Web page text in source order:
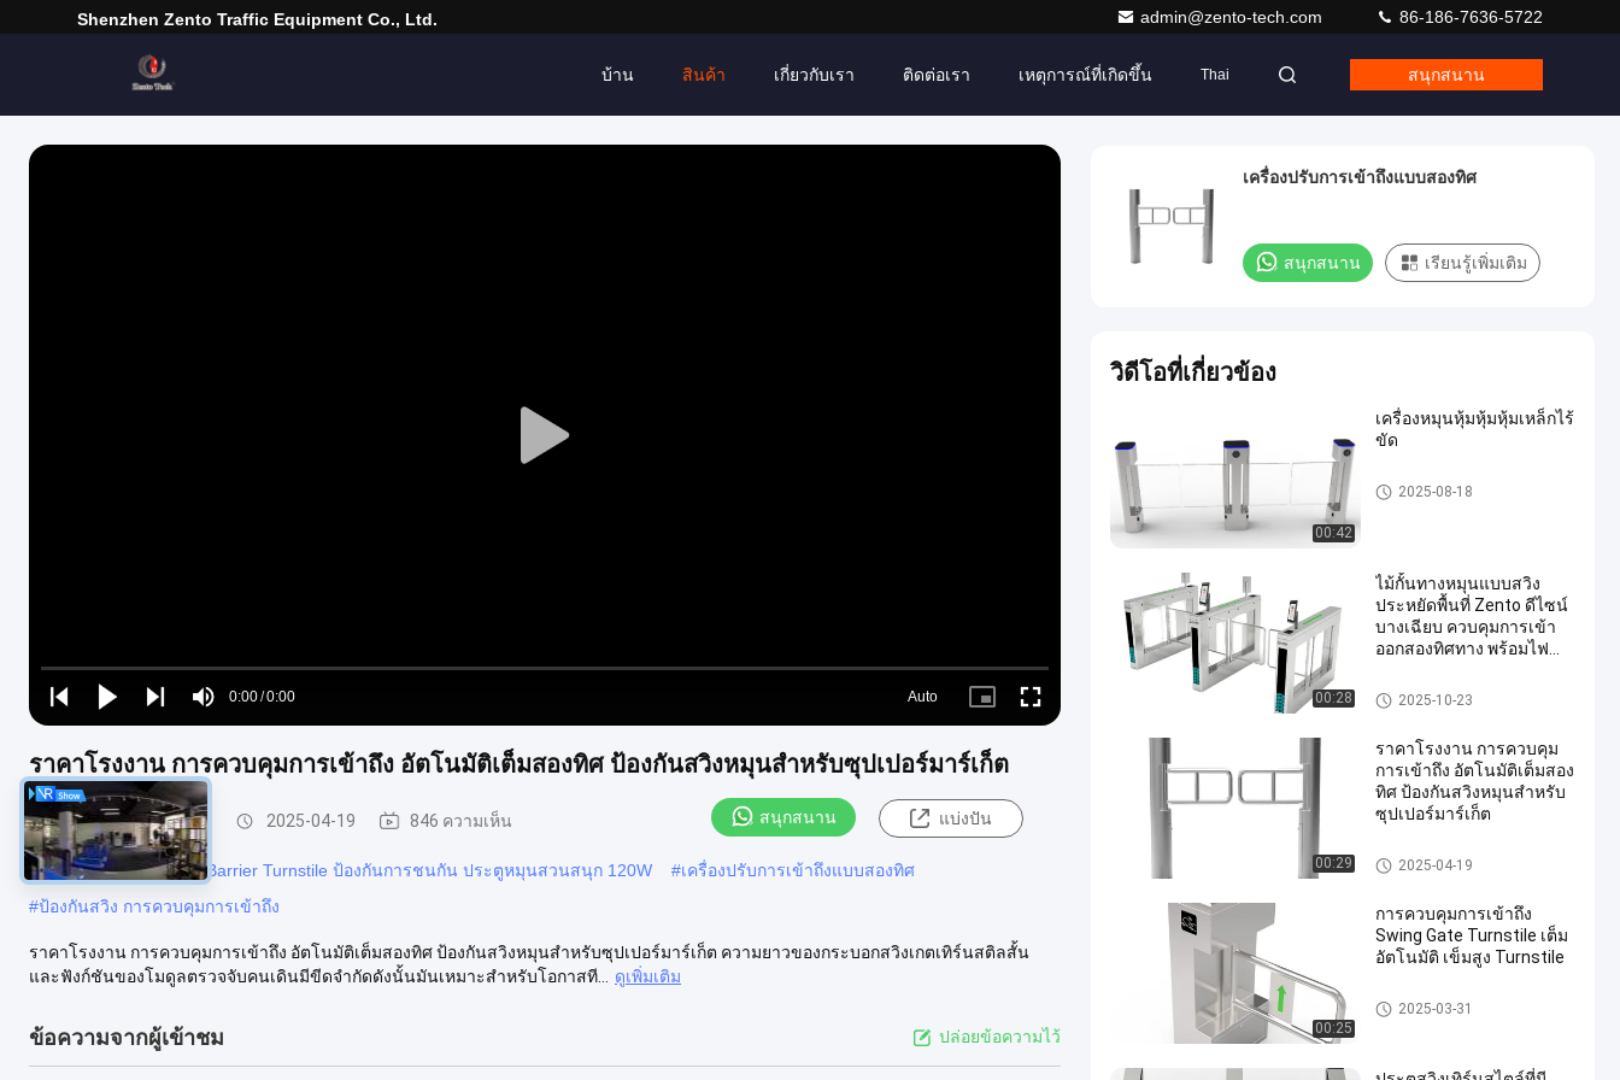
Shenzhen Zento Traffic Equipment Co., Ltd. admin@zento-tech.com 86-186-7636-5722
บ้าน สินค้า เกี่ยวกับเรา ติดต่อเรา เหตุการณ์ที่เกิดขึ้น Thai สนุกสนาน
Play
Play
Play
Play
Mute
Time
0:00/0:00
Loaded:
0%
Auto
Picture- Fullscreen
ราคาโรงงาน การควบคุมการเข้าถึง อัตโนมัติเต็มสองทิศ ป้องกันสวิงหมุนสําหรับซุปเปอร์มาร์เก็ต
ประตูหมุนสวิง Barrier 2025-04-19 846 ความเห็น สนุกสนาน แบ่งปัน
#ที่กั้นเด็กอนุบาล Swing Barrier Turnstile ป้องกันการชนกัน ประตูหมุนสวนสนุก 120W #เครื่องปรับการเข้าถึงแบบสองทิศ
#ป้องกันสวิง การควบคุมการเข้าถึง
ราคาโรงงาน การควบคุมการเข้าถึง อัตโนมัติเต็มสองทิศ ป้องกันสวิงหมุนสําหรับซุปเปอร์มาร์เก็ต ความยาวของกระบอกสวิงเกตเทิร์นสติลสั้น
และฟังก์ชันของโมดูลตรวจจับคนเดินมีขีดจํากัดดังนั้นมันเหมาะสําหรับโอกาสที...
ดูเพิ่มเติม
ข้อความจากผู้เข้าชม ปล่อยข้อความไว้
เครื่องปรับการเข้าถึงแบบสองทิศ
สนุกสนาน เรียนรู้เพิ่มเติม
วิดีโอที่เกี่ยวข้อง
00:42
เครื่องหมุนหุ้มหุ้มหุ้มเหล็กไร้
ขัด
ประตูหมุนสวิง Barrier
2025-08-18
00:28
ไม้กั้นทางหมุนแบบสวิง
ประหยัดพื้นที่ Zento ดีไซน์
บางเฉียบ ควบคุมการเข้า
ออกสองทิศทาง พร้อมไฟ
ประตูหมุนสวิง Barrier
2025-10-23
00:29
ราคาโรงงาน การควบคุม
การเข้าถึง อัตโนมัติเต็มสอง
ทิศ ป้องกันสวิงหมุนสําหรับ
ซุปเปอร์มาร์เก็ต
ประตูหมุนสวิง Barrier
2025-04-19
00:25
การควบคุมการเข้าถึง
Swing Gate Turnstile เต็ม
อัตโนมัติ เข็มสูง Turnstile
ประตูหมุนสวิง Barrier
2025-03-31